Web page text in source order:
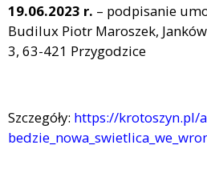
19.06.2023 r. – podpisanie
Budilux Piotr Maroszek,
3, 63-421 Przygodzice
Szczegóły: https://krotoszyn.pl/